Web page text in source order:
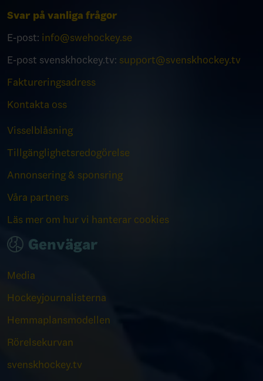
Svar på vanliga frågor
E-post: info@swehockey.se
E-post svenskhockey.tv: support@svenskhockey.tv
Faktureringsadress
Kontakta oss
Visselblåsning
Tillgänglighetsredogörelse
Annonsering & sponsring
Våra partners
Läs mer om hur vi hanterar cookies
Genvägar
Media
Hockeyjournalisterna
Hemmaplansmodellen
Rörelsekurvan
svenskhockey.tv